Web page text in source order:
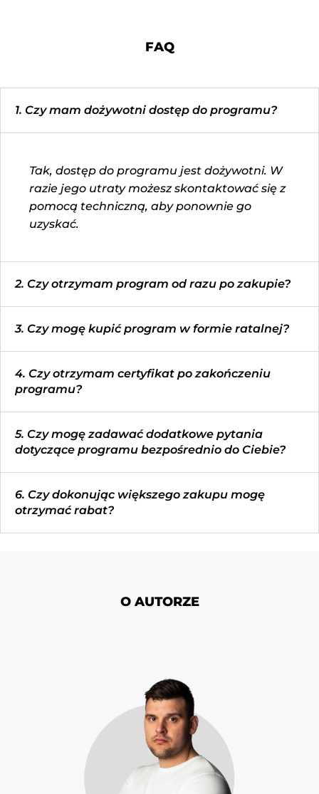
FAQ
1. Czy mam dożywotni dostęp do programu?
Tak, dostęp do programu jest dożywotni. W
razie jego utraty możesz skontaktować się z
pomocą techniczną, aby ponownie go
uzyskać.
2. Czy otrzymam program od razu po zakupie?
3. Czy mogę kupić program w formie ratalnej?
4. Czy otrzymam certyfikat po zakończeniu
programu?
5. Czy mogę zadawać dodatkowe pytania
dotyczące programu bezpośrednio do Ciebie?
6. Czy dokonując większego zakupu mogę
otrzymać rabat?
O AUTORZE